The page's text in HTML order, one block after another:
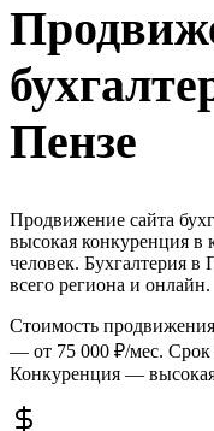
Пензе
Продвижение сайта
высокая конкуренция в
человек. Бухгалтерия в
всего региона и онлайн.
Стоимость продвижения
— от 75 000 ₽/мес.
Конкуренция —